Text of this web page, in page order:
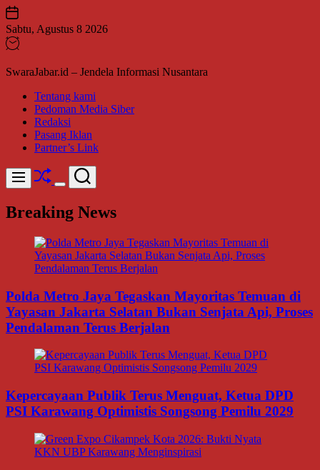
Skip
to
content
Sabtu, Agustus 8 2026
SwaraJabar.id – Jendela Informasi Nusantara
Tentang kami
Pedoman Media Siber
Redaksi
Pasang Iklan
Partner’s Link
Menu Shuffle
Switch
mode
Search
Breaking News
Polda Metro Jaya Tegaskan Mayoritas Temuan di
Yayasan Jakarta Selatan Bukan Senjata Api, Proses
Pendalaman Terus Berjalan
Kepercayaan Publik Terus Menguat, Ketua DPD
PSI Karawang Optimistis Songsong Pemilu 2029